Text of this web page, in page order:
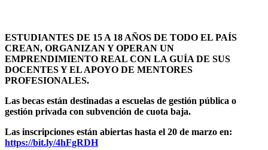
ESTUDIANTES DE 15 A 18 AÑOS DE TODO EL PAÍS
CREAN, ORGANIZAN Y OPERAN UN
EMPRENDIMIENTO REAL CON LA GUÍA DE SUS
DOCENTES Y EL APOYO DE MENTORES
PROFESIONALES.
Las becas están destinadas a escuelas de gestión pública o
gestión privada con subvención de cuota baja.
Las inscripciones están abiertas hasta el 20 de marzo en:
https://bit.ly/4hFgRDH